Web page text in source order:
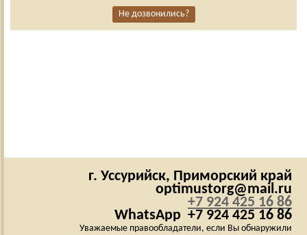
Не дозвонились?
г. Уссурийск, Приморский край
optimustorg@mail.ru
+7 924 425 16 86
WhatsApp +7 924 425 16 86
Уважаемые правообладатели, если Вы обнаружили